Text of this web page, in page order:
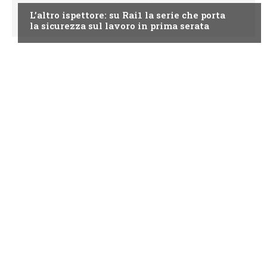
L’altro ispettore: su Rai1 la serie che porta
la sicurezza sul lavoro in prima serata